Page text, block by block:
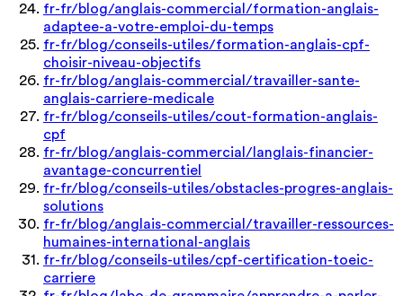
fr-fr/blog/anglais-commercial/formation-anglais-
adaptee-a-votre-emploi-du-temps
fr-fr/blog/conseils-utiles/formation-anglais-cpf-
choisir-niveau-objectifs
fr-fr/blog/anglais-commercial/travailler-sante-
anglais-carriere-medicale
fr-fr/blog/conseils-utiles/cout-formation-anglais-
cpf
fr-fr/blog/anglais-commercial/langlais-financier-
avantage-concurrentiel
fr-fr/blog/conseils-utiles/obstacles-progres-anglais-
solutions
fr-fr/blog/anglais-commercial/travailler-ressources-
humaines-international-anglais
fr-fr/blog/conseils-utiles/cpf-certification-toeic-
carriere